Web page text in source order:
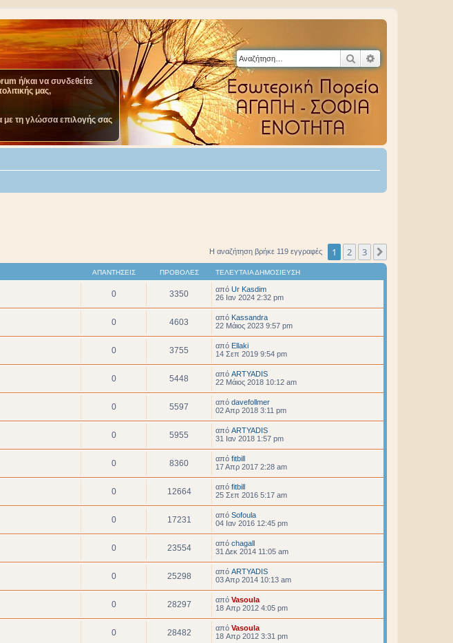
Αναζήτηση
Η αναζήτηση βρήκε 119 εγγραφές 1 2 3
ΑΠΑΝΤΉΣΕΙΣ ΠΡΟΒΟΛΈΣ ΤΕΛΕΥΤΑΊΑ ΔΗΜΟΣΊΕΥΣΗ
0 3350 από Ur Kasdim
26 Ιαν 2024 2:32 pm
0 4603 από Kassandra
22 Μάιος 2023 9:57 pm
0 3755 από Ellaki
14 Σεπ 2019 9:54 pm
0 5448 από ARTYADIS
22 Μάιος 2018 10:12 am
0 5597 από davefollmer
02 Απρ 2018 3:11 pm
0 5955 από ARTYADIS
31 Ιαν 2018 1:57 pm
0 8360 από fitbill
17 Απρ 2017 2:28 am
0 12664 από fitbill
25 Σεπ 2016 5:17 am
0 17231 από Sofoula
04 Ιαν 2016 12:45 pm
0 23554 από chagall
31 Δεκ 2014 11:05 am
0 25298 από ARTYADIS
03 Απρ 2014 10:13 am
0 28297 από Vasoula
18 Απρ 2012 4:05 pm
0 28482 από Vasoula
18 Απρ 2012 3:31 pm
ή/και να συνδεθείτε
μας,
με τη γλώσσα επιλογής σας